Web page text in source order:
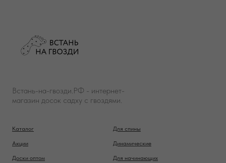
Встань-на-гвозди.РФ - интернет-
магазин досок садху с гвоздями.
Каталог
Акции
Доски оптом
Для спины
Динамические
Для начинающих